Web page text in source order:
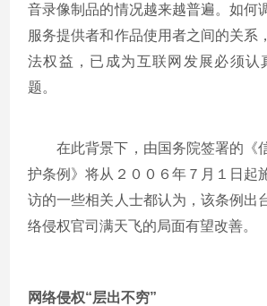
音录像制品的情况越来越普遍。如何
服务提供者和作品使用者之间的关系
法权益，已成为互联网发展必须认
题。
在此背景下，由国务院签署的《
护条例》将从２００６年７月１日起
访的一些相关人士都认为，该条例出
络侵权官司满天飞的局面有望改善。
网络侵权“层出不穷”